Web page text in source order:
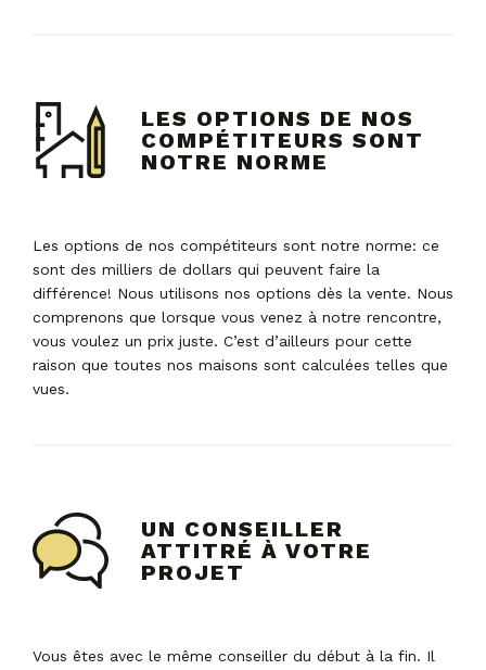
LES OPTIONS DE NOS
COMPÉTITEURS SONT
NOTRE NORME
Les options de nos compétiteurs sont notre norme: ce
sont des milliers de dollars qui peuvent faire la
différence! Nous utilisons nos options dès la vente. Nous
comprenons que lorsque vous venez à notre rencontre,
vous voulez un prix juste. C’est d’ailleurs pour cette
raison que toutes nos maisons sont calculées telles que
vues.
UN CONSEILLER
ATTITRÉ À VOTRE
PROJET
Vous êtes avec le même conseiller du début à la fin. Il